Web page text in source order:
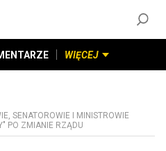
WIĘCEJ
SENATOROWIE I MINISTROWIE
PO ZMIANIE RZĄDU